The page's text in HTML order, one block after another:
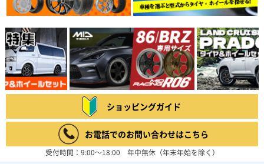
ショッピングガイド
お電話でのお問い合わせはこちら
受付時間：9:00～18:00 年中無休（年末年始を除く）